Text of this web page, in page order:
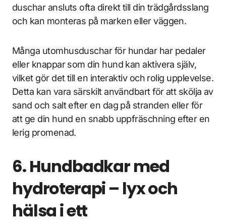
duschar ansluts ofta direkt till din trädgårdsslang
och kan monteras på marken eller väggen.
Många utomhusduschar för hundar har pedaler
eller knappar som din hund kan aktivera själv,
vilket gör det till en interaktiv och rolig upplevelse.
Detta kan vara särskilt användbart för att skölja av
sand och salt efter en dag på stranden eller för
att ge din hund en snabb uppfräschning efter en
lerig promenad.
6. Hundbadkar med
hydroterapi – lyx och
hälsa i ett